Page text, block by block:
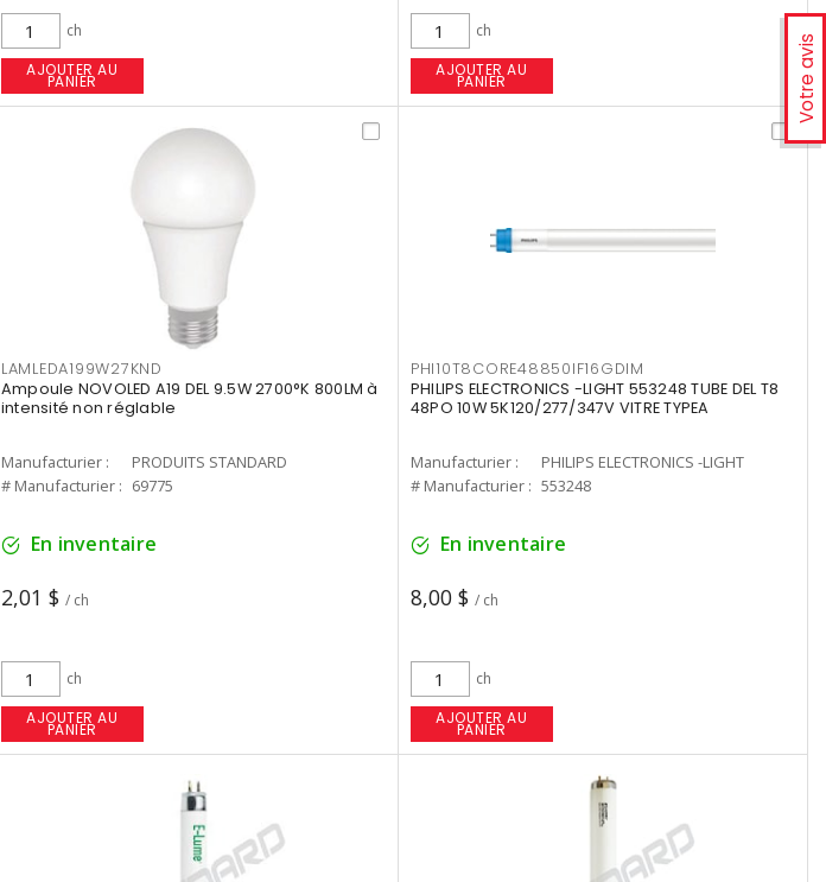
Votre avis
ch
AJOUTER AU
PANIER
ch
AJOUTER AU
PANIER
LAMLEDA199W27KND
Ampoule NOVOLED A19 DEL 9.5W 2700°K 800LM à
intensité non réglable
Manufacturier :
PRODUITS STANDARD
# Manufacturier : 69775
En inventaire
2,01 $ / ch
ch
AJOUTER AU
PANIER
PHI10T8CORE48850IF16GDIM
PHILIPS ELECTRONICS -LIGHT 553248 TUBE DEL T8
48PO 10W 5K120/277/347V VITRE TYPEA
Manufacturier :
PHILIPS ELECTRONICS -LIGHT
# Manufacturier : 553248
En inventaire
8,00 $ / ch
ch
AJOUTER AU
PANIER